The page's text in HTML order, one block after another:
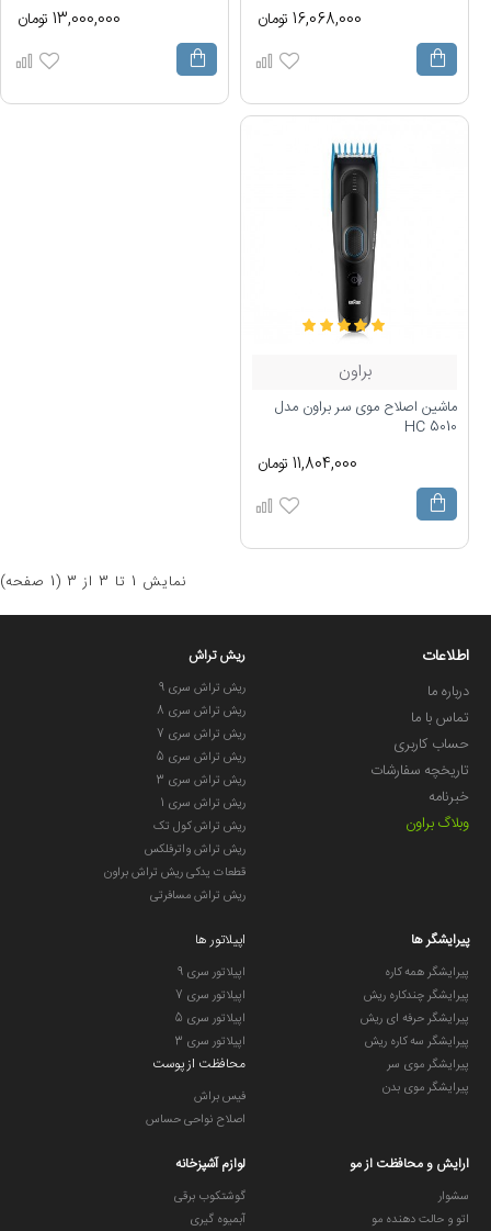
16,068,000 تومان 13,000,000 تومان
براون
ماشین اصلاح موی سر براون مدل
HC 5010
11,804,000 تومان
نمايش 1 تا 3 از 3 (1 صفحه)
اطلاعات
درباره ما
تماس با ما
حساب کاربری
تاریخچه سفارشات
خبرنامه
وبلاگ براون
ریش تراش
ریش تراش سری 9
ریش تراش سری 8
ریش تراش سری 7
ریش تراش سری 5
ریش تراش سری 3
ریش تراش سری 1
ریش تراش کول تک
ریش تراش واترفلکس
قطعات یدکی ریش تراش براون
ریش تراش مسافرتی
پیرایشگر ها
پیرایشگر همه کاره
پیرایشگر چندکاره ریش
پیرایشگر حرفه ای ریش
پیرایشگر سه کاره ریش
پیرایشگر موی سر
پیرایشگر موی بدن
اپیلاتور ها
اپیلاتور سری 9
اپیلاتور سری 7
اپیلاتور سری 5
اپیلاتور سری 3
محافظت از پوست
فیس براش
اصلاح نواحی حساس
ارایش و محافظت از مو
سشوار
اتو و حالت دهنده مو
لوازم آشپزخانه
گوشتکوب برقی
آبمیوه گیری